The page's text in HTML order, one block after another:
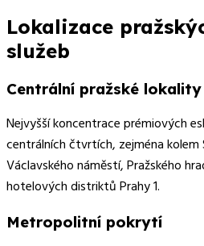
Lokalizace
služeb
Centrální pražské lokality
Nejvyšší koncentrace prémiových
centrálních čtvrtích, zejména
Václavského náměstí, Pražského
hotelových distriktů Prahy 1.
Metropolitní pokrytí